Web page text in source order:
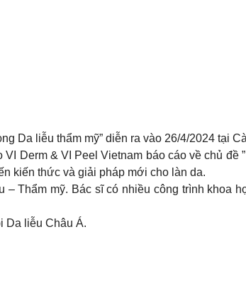
Da liễu thẩm mỹ” diễn ra vào 26/4/2024 tại
Derm & VI Peel Vietnam báo cáo về chủ đề
kiến thức và giải pháp mới cho làn da.
Thẩm mỹ. Bác sĩ có nhiều công trình khoa
Da liễu Châu Á.